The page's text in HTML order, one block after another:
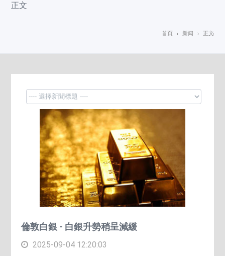
正文
首頁 新闻 正文
倫敦白銀 - 白銀升勢稍呈減緩
2025-09-04 12:20:03